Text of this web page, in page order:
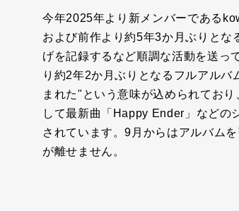
今年2025年より新メンバーである
および前作より約5年3か月ぶりと
げを記録するなど順調な活動を送っ
り約2年2か月ぶりとなるフルアル
まれた"という意味が込められてお
して最新曲「Happy Ender」などの
されています。9月からはアルバム
が離せません。